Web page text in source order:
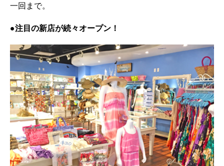
一回まで。
●注目の新店が続々オープン！